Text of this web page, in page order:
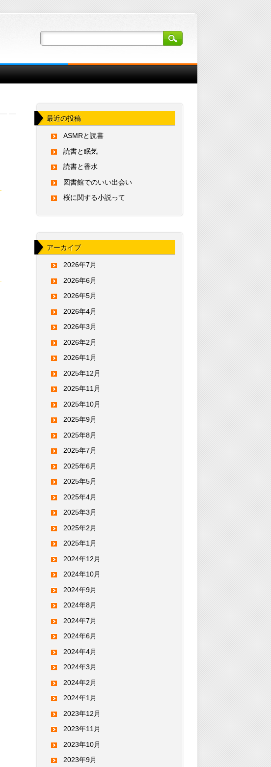
最近の投稿
ASMRと読書
読書と眠気
読書と香水
図書館でのいい出会い
桜に関する小説って
アーカイブ
2026年7月
2026年6月
2026年5月
2026年4月
2026年3月
2026年2月
2026年1月
2025年12月
2025年11月
2025年10月
2025年9月
2025年8月
2025年7月
2025年6月
2025年5月
2025年4月
2025年3月
2025年2月
2025年1月
2024年12月
2024年10月
2024年9月
2024年8月
2024年7月
2024年6月
2024年4月
2024年3月
2024年2月
2024年1月
2023年12月
2023年11月
2023年10月
2023年9月